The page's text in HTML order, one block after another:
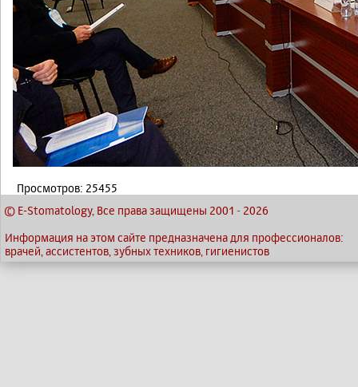
Просмотров: 25455
© E-Stomatology, Все права защищены 2001 - 2026
Информация на этом сайте предназначена для профессионалов:
врачей, ассистентов, зубных техников, гигиенистов